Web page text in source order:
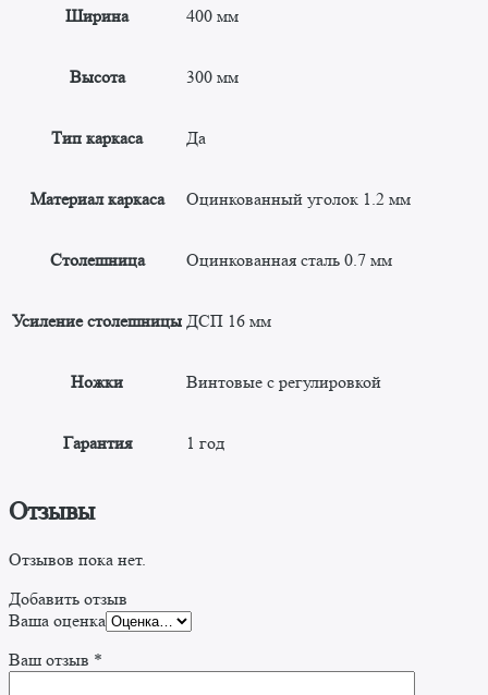
Ширина 400 мм
Высота 300 мм
Тип каркаса Да
Материал каркаса Оцинкованный уголок 1.2 мм
Столешница Оцинкованная сталь 0.7 мм
Усиление столешницы ДСП 16 мм
Ножки Винтовые с регулировкой
Гарантия 1 год
Отзывы
Отзывов пока нет.
Добавить отзыв
Ваша оценка
Ваш отзыв *